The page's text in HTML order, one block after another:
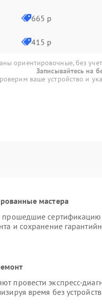
665 р
415 р
ориентировочные, без
Записывайтесь на
ваше устройство и
мастера
сертификацию
и сохранение
провести экспресс-
время без